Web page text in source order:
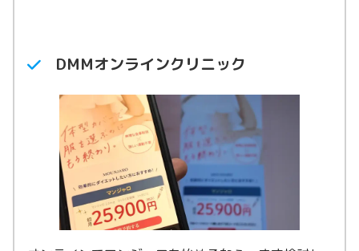
DMMオンラインクリニック